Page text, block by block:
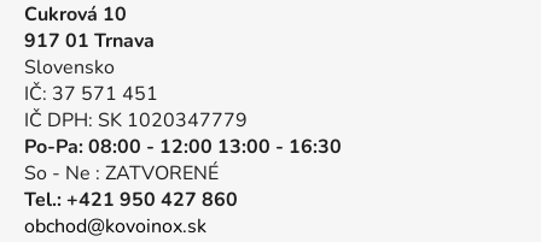
Cukrová 10
917 01 Trnava
Slovensko
IČ: 37 571 451
IČ DPH: SK 1020347779
Po-Pa: 08:00 - 12:00 13:00 - 16:30
So - Ne : ZATVORENÉ
Tel.: +421 950 427 860
obchod@kovoinox.sk